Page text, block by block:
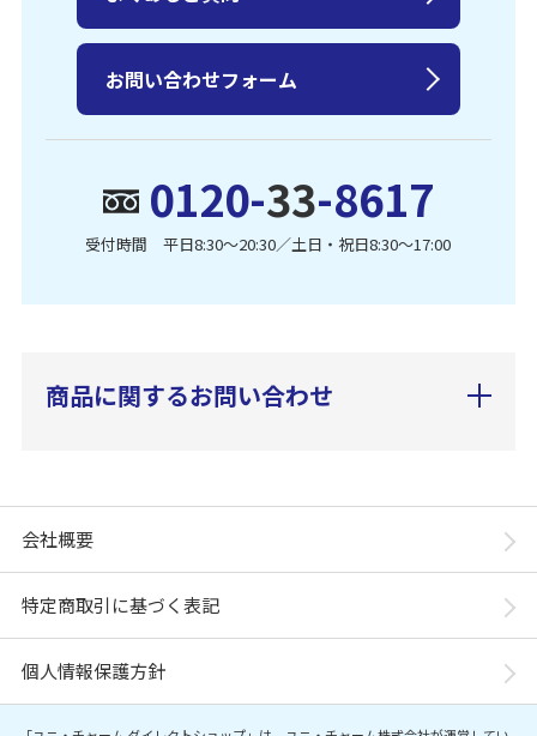
0120-33-8617
受付時間 平日8:30〜20:30／土日・祝日8:30〜17:00
お問い合わせフォーム
商品に関するお問い合わせ
会社概要
特定商取引に基づく表記
個人情報保護方針